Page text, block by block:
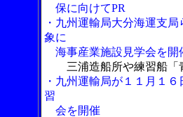
保に向けてPR
・九州運輸局大分海運支
象に
海事産業施設見学会を開
三浦造船所や練習船「
・九州運輸局が１１月１
習
会を開催